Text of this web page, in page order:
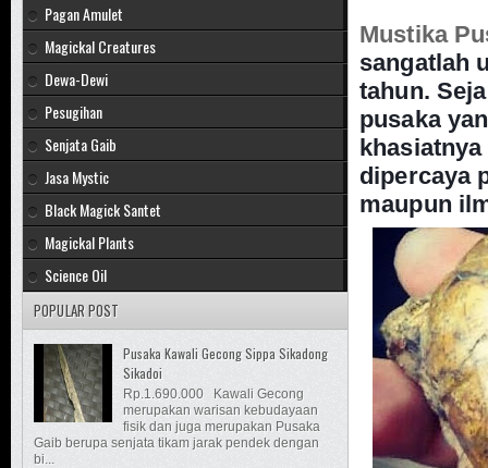
Mustika
sangatlah
tahun.
pusaka
dipercaya
maupun
Pagan Amulet
Magickal Creatures
Dewa-Dewi
Pesugihan
Senjata Gaib
Jasa Mystic
Black Magick Santet
Magickal Plants
Science Oil
POPULAR POST
Pusaka Kawali Gecong Sippa Sikadong
Sikadoi
Rp.1.690.000 Kawali Gecong
merupakan warisan kebudayaan
fisik dan juga merupakan Pusaka
Gaib berupa senjata tikam jarak pendek dengan
bi...